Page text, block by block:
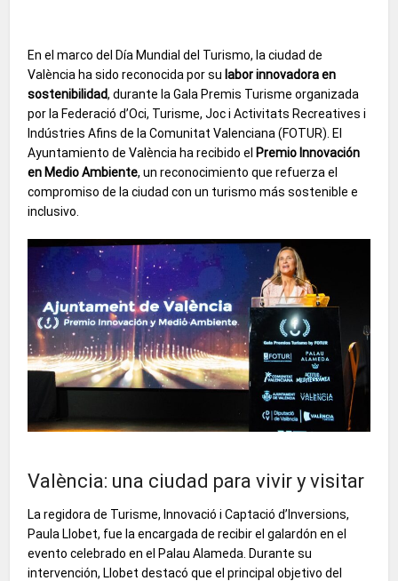
En el marco del Día Mundial del Turismo, la ciudad de
València ha sido reconocida por su labor innovadora en
sostenibilidad, durante la Gala Premis Turisme organizada
por la Federació d’Oci, Turisme, Joc i Activitats Recreatives i
Indústries Afins de la Comunitat Valenciana (FOTUR). El
Ayuntamiento de València ha recibido el Premio Innovación
en Medio Ambiente, un reconocimiento que refuerza el
compromiso de la ciudad con un turismo más sostenible e
inclusivo.
València: una ciudad para vivir y visitar
La regidora de Turisme, Innovació i Captació d’Inversions,
Paula Llobet, fue la encargada de recibir el galardón en el
evento celebrado en el Palau Alameda. Durante su
intervención, Llobet destacó que el principal objetivo del